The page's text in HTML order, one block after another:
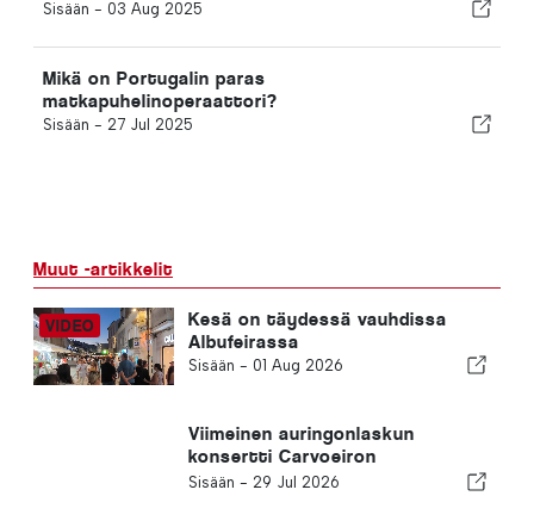
Sisään - 03 Aug 2025
Mikä on Portugalin paras
matkapuhelinoperaattori?
Sisään - 27 Jul 2025
Muut -artikkelit
Kesä on täydessä vauhdissa
Albufeirassa
Sisään - 01 Aug 2026
Viimeinen auringonlaskun
konsertti Carvoeiron
rantakadulla
Sisään - 29 Jul 2026